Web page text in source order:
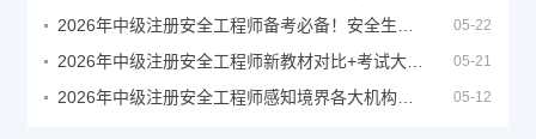
05-22
05-21
05-12